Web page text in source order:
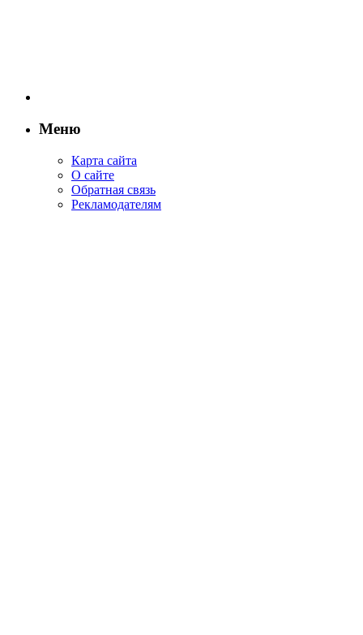
Меню
Карта сайта
О сайте
Обратная связь
Рекламодателям